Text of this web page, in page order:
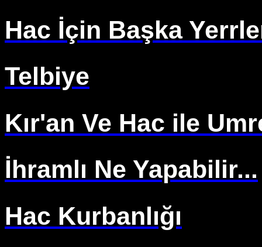
Hac İçin Başka
Telbiye
Kır'an Ve Hac ile
İhramlı Ne Yapabilir...
Hac Kurbanlığı